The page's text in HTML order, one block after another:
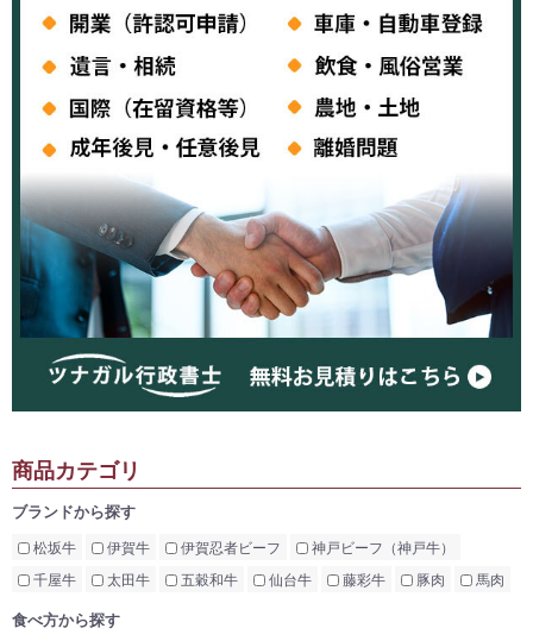
商品カテゴリ
ブランドから探す
松坂牛 伊賀牛 伊賀忍者ビーフ
神戸ビーフ（神戸牛）
千屋牛
太田牛 五穀和牛 仙台牛 藤彩牛 豚肉 馬肉
食べ方から探す